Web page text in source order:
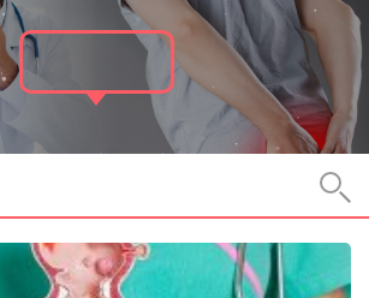
BASUR